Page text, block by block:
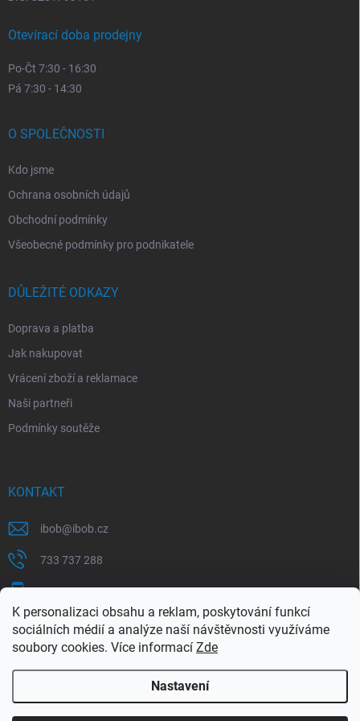
K personalizaci obsahu a reklam, poskytování funkcí
sociálních médií a analýze naší návštěvnosti využíváme
soubory cookies. Více informací Zde
Nastavení
Otevírací doba prodejny
Po-Čt 7:30 - 16:30
Pá 7:30 - 14:30
O SPOLEČNOSTI
Kdo jsme
Ochrana osobních údajů
Obchodní podmínky
Všeobecné podmínky pro podnikatele
DŮLEŽITÉ ODKAZY
Doprava a platba
Jak nakupovat
Vrácení zboží a reklamace
Naši partneři
Podmínky soutěže
KONTAKT
ibob@ibob.cz
733 737 288
607 069 561
Sledujte nás na Facebooku !
ibob_s.r.o/
Copyright 2026ibob s.r.o.. Všechna práva vyhrazena.Upravit nastavení